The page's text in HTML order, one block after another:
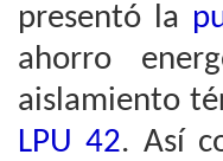
presentó la
ahorro
aislamiento
LPU 42. Así